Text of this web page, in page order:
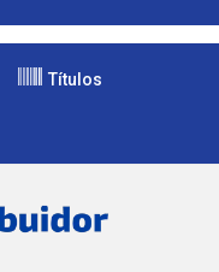
Títulos